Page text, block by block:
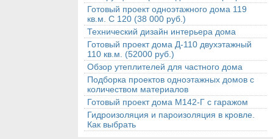
Готовый проект одноэтажного дома 119
кв.м. С 120 (38 000 руб.)
Технический дизайн интерьера дома
Готовый проект дома Д-110 двухэтажный
110 кв.м. (52000 руб.)
Обзор утеплителей для частного дома
Подборка проектов одноэтажных домов с
количеством материалов
Готовый проект дома М142-Г с гаражом
Гидроизоляция и пароизоляция в кровле.
Как выбрать